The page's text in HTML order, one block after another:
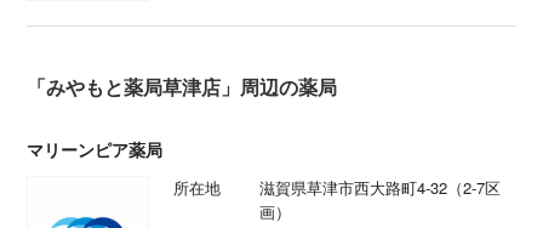
「みやもと薬局草津店」周辺の薬局
マリーンピア薬局
所在地
滋賀県草津市西大路町4-32（2-7区
画）